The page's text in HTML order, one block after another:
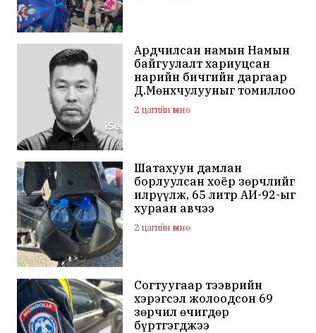
Ардчилсан намын Намын
байгуулалт хариуцсан
нарийн бичгийн даргаар
Д.Мөнхчулууныг томиллоо
2 цагийн өмнө
Шатахуун дамлан
борлуулсан хоёр зөрчлийг
илрүүлж, 65 литр АИ-92-ыг
хураан авчээ
2 цагийн өмнө
Согтуугаар тээврийн
хэрэгсэл жолоодсон 69
зөрчил өчигдөр
бүртгэгджээ